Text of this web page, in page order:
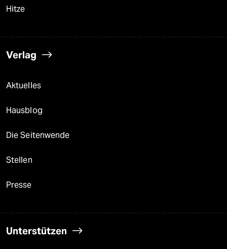
Hitze
Verlag
Aktuelles
Hausblog
Die Seitenwende
Stellen
Presse
Unterstützen